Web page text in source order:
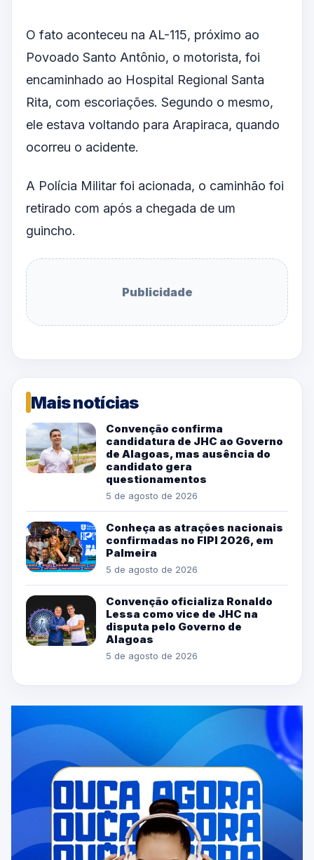
O fato aconteceu na AL-115, próximo ao
Povoado Santo Antônio, o motorista, foi
encaminhado ao Hospital Regional Santa
Rita, com escoriações. Segundo o mesmo,
ele estava voltando para Arapiraca, quando
ocorreu o acidente.
A Polícia Militar foi acionada, o caminhão foi
retirado com após a chegada de um
guincho.
Publicidade
Mais notícias
Convenção confirma
candidatura de JHC ao Governo
de Alagoas, mas ausência do
candidato gera
questionamentos
5 de agosto de 2026
Conheça as atrações nacionais
confirmadas no FIPI 2026, em
Palmeira
5 de agosto de 2026
Convenção oficializa Ronaldo
Lessa como vice de JHC na
disputa pelo Governo de
Alagoas
5 de agosto de 2026